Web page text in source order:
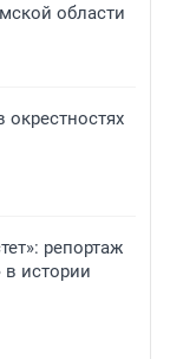
области
репортаж
истории